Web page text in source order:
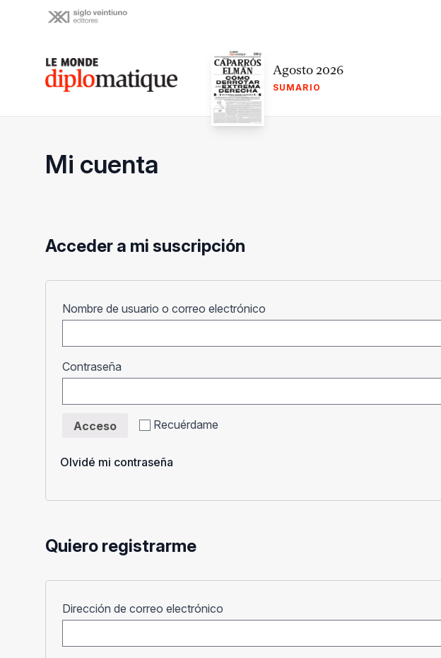
Le monde diplomatique Agosto 2026
SUMARIO
Mi cuenta
Acceder a mi suscripción
Nombre de usuario o correo electrónico
Contraseña
Recuérdame
Acceso
Olvidé mi contraseña
Quiero registrarme
Dirección de correo electrónico